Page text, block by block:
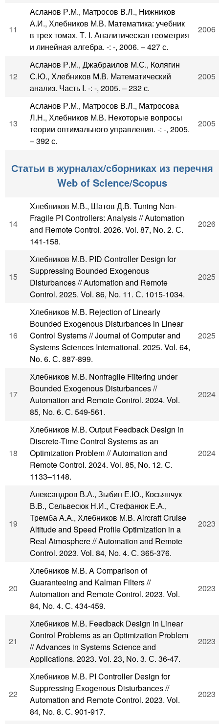
11
Асланов Р.М., Матросов В.Л., Нижников
А.И., Хлебников М.В. Математика: учебник
в трех томах. Т. I. Аналитическая геометрия
и линейная алгебра. -: -, 2006. – 427 с.
2006
12
Асланов Р.М., Джабраилов М.С., Колягин
С.Ю., Хлебников М.В. Математический
анализ. Часть I. -: -, 2005. – 232 с.
2005
13
Асланов Р.М., Матросов В.Л., Матросова
Л.Н., Хлебников М.В. Некоторые вопросы
теории оптимального управления. -: -, 2005.
– 392 с.
2005
Статьи в журналах/сборниках из перечня
Web of Science/Scopus
14
Хлебников М.В., Шатов Д.В. Tuning Non-
Fragile PI Controllers: Analysis // Automation
and Remote Control. 2026. Vol. 87, No. 2. С.
141-158.
2026
15
Хлебников М.В. PID Controller Design for
Suppressing Bounded Exogenous
Disturbances // Automation and Remote
Control. 2025. Vol. 86, No. 11. С. 1015-1034.
2025
16
Хлебников М.В. Rejection of Linearly
Bounded Exogenous Disturbances in Linear
Control Systems // Journal of Computer and
Systems Sciences International. 2025. Vol. 64,
No. 6. С. 887-899.
2025
17
Хлебников М.В. Nonfragile Filtering under
Bounded Exogenous Disturbances //
Automation and Remote Control. 2024. Vol.
85, No. 6. С. 549-561.
2024
18
Хлебников М.В. Output Feedback Design in
Discrete-Time Control Systems as an
Optimization Problem // Automation and
Remote Control. 2024. Vol. 85, No. 12. С.
1133–1148.
2024
19
Александров В.А., Зыбин Е.Ю., Косьянчук
В.В., Сельвесюк Н.И., Стефанюк Е.А.,
Тремба А.А., Хлебников М.В. Aircraft Cruise
Altitude and Speed Profile Optimization in a
Real Atmosphere // Automation and Remote
Control. 2023. Vol. 84, No. 4. С. 365-376.
2023
20
Хлебников М.В. A Comparison of
Guaranteeing and Kalman Filters //
Automation and Remote Control. 2023. Vol.
84, No. 4. С. 434-459.
2023
21
Хлебников М.В. Feedback Design in Linear
Control Problems as an Optimization Problem
// Advances in Systems Science and
Applications. 2023. Vol. 23, No. 3. С. 36-47.
2023
22
Хлебников М.В. PI Controller Design for
Suppressing Exogenous Disturbances //
Automation and Remote Control. 2023. Vol.
84, No. 8. С. 901-917.
2023